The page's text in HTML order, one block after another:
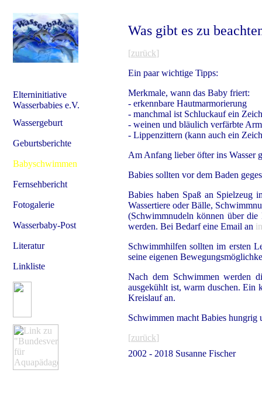
Elterninitiative
Wasserbabies e.V.
Wassergeburt
Geburtsberichte
Babyschwimmen
Fernsehbericht
Fotogalerie
Wasserbaby-Post
Literatur
Linkliste
Was gibt es zu
[zurück]
Ein paar wichtige Tipps:
Merkmale, wann das Baby friert:
- erkennbare Hautmarmorierung
- manchmal ist Schluckauf ein
- weinen und bläulich verfärbte
- Lippenzittern (kann auch ein
Am Anfang lieber öfter ins Wasser
Babies sollten vor dem Baden
Babies haben Spaß an Spielzeug
Wassertiere oder Bälle,
(Schwimmnudeln können über
werden. Bei Bedarf eine Email an
Schwimmhilfen sollten im ersten
seine eigenen
Nach dem Schwimmen werden
ausgekühlt ist, warm duschen. Ein
Kreislauf an.
Schwimmen macht Babies
[zurück]
2002 - 2018 Susanne Fischer